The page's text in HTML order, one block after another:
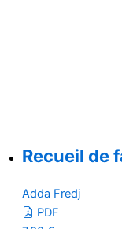
Recueil de
Adda Fredj
PDF